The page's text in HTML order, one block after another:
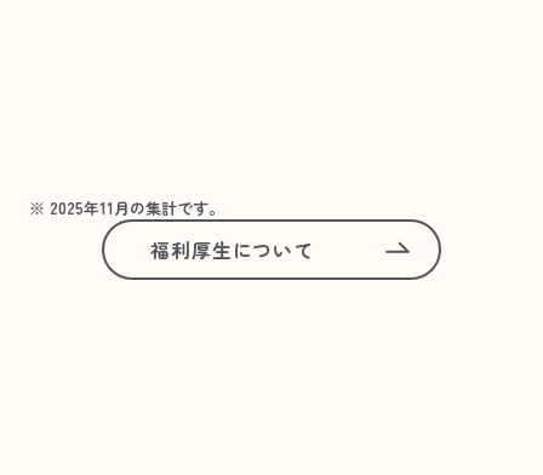
福利厚生について
※ 2025年11月の集計です。